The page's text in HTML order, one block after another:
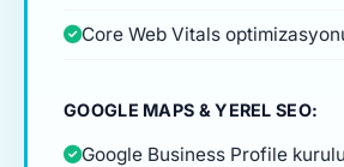
Core Web Vitals
GOOGLE MAPS & YEREL SEO:
Google Business Profile